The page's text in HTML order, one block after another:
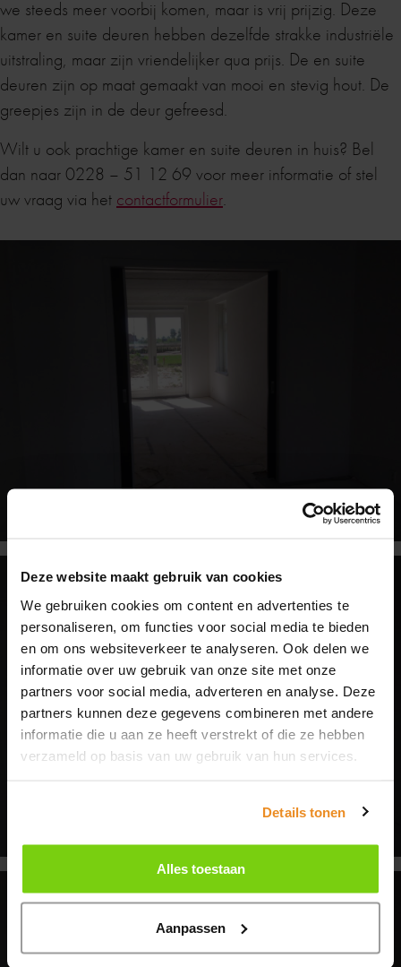
Deze website maakt gebruik van cookies
We gebruiken cookies om content en advertenties te
personaliseren, om functies voor social media te bieden
en om ons websiteverkeer te analyseren. Ook delen we
informatie over uw gebruik van onze site met onze
partners voor social media, adverteren en analyse. Deze
partners kunnen deze gegevens combineren met andere
informatie die u aan ze heeft verstrekt of die ze hebben
verzameld op basis van uw gebruik van hun services.
Details tonen
Alles toestaan
Aanpassen
we steeds meer voorbij komen, maar is vrij prijzig. Deze
kamer en suite deuren hebben dezelfde strakke industriële
uitstraling, maar zijn vriendelijker qua prijs. De en suite
deuren zijn op maat gemaakt van mooi en stevig hout. De
greepjes zijn in de deur gefreesd.
Wilt u ook prachtige kamer en suite deuren in huis? Bel
dan naar 0228 – 51 12 69 voor meer informatie of stel
uw vraag via het contactformulier.
Van maandag 20 juli tot en met maandag 10
augustus zijn wij gesloten in verband met de
zomervakantie.
Heb je in de tussentijd een vraag? Stuur ons
gerust eenberichtje , dan nemen we zo snel
contact